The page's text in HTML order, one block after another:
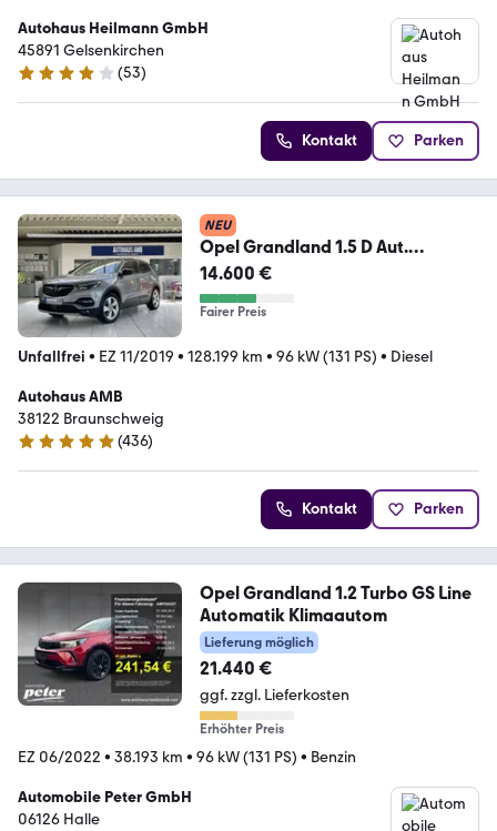
Autohaus Heilmann GmbH
45891 Gelsenkirchen
4.2 Sterne
(53)
Kontakt Parken
NEU
Opel Grandland 1.5 D Aut.
Innovation Pano Kamera AHK
14.600 €
Fairer Preis
Unfallfrei • EZ 11/2019 • 128.199 km • 96 kW (131 PS) • Diesel
Autohaus AMB
38122 Braunschweig
5 Sterne
(436)
Kontakt Parken
Opel Grandland 1.2 Turbo GS Line
Automatik Klimaautom
Lieferung möglich
21.440 €
ggf. zzgl. Lieferkosten
Erhöhter Preis
EZ 06/2022 • 38.193 km • 96 kW (131 PS) • Benzin
Automobile Peter GmbH
06126 Halle